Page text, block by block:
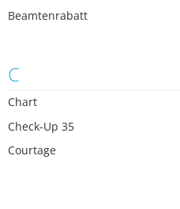
Beamtenrabatt
C
Chart
Check-Up 35
Courtage